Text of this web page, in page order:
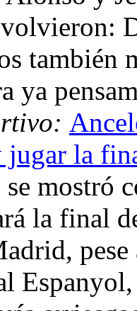
también
ya
jugar la
mostró
la final
pese